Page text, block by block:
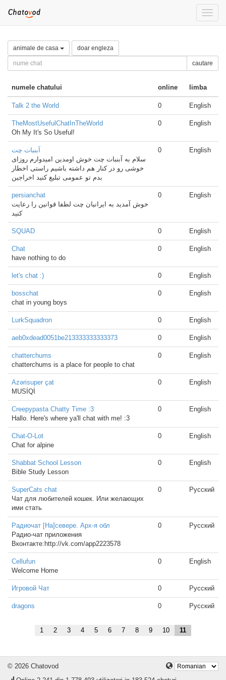
Toggle
animale de casa doar engleza
cautare
numele chatului online limba
Talk 2 the World 0 English
TheMostUsefulChatInTheWorld
Oh My It's So Useful!
0 English
آبنبات چت
سلام به آبنبات چت خوش اومدین امیدوارم روزای
خوشی رو در کنار هم داشته باشیم راستی اخطار
بدم تو عمومی تبلیغ کنید اخراجین
0 English
persianchat
خوش آمدید به ایرانیان چت لطفا قوانین را رعایت
کنید
0 English
SQUAD 0 English
Chat
have nothing to do
0 English
let's chat :) 0 English
bosschat
chat in young boys
0 English
LurkSquadron 0 English
aeb0xdead0051be213333333333373 0 English
chatterchums
chatterchums is a place for people to chat
0 English
Azərisuper çat
MUSİQİ
0 English
Creepypasta Chatty Time :3
Hallo. Here's where ya'll chat with me! :3
0 English
Chat-O-Lot
Chat for alpine
0 English
Shabbat School Lesson
Bible Study Lesson
0 English
SuperCats chat
Чат для любителей кошек. Или желающих
ими стать
0 Русский
Радиочат [На]севере. Арх-я обл
Радио-чат приложения
Вконтакте:http://vk.com/app2223578
0 Русский
Cellufun
Welcome Home
0 English
Игровой Чат 0 Русский
dragons 0 Русский
1 2 3 4 5 6 7 8 9 10 11
© 2026 Chatovod